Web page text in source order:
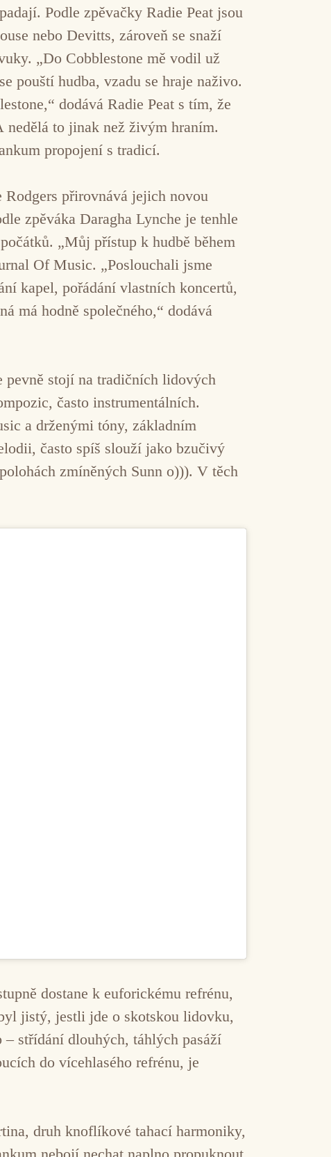
Podle zpěvačky Radie Peat jsou
nebo Devitts, zároveň se snaží
„Do Cobblestone mě vodil už
pouští hudba, vzadu se hraje naživo.
dodává Radie Peat s tím, že
nedělá to jinak než živým hraním.
propojení s tradicí.
Rodgers přirovnává jejich novou
zpěváka Daragha Lynche je tenhle
„Můj přístup k hudbě během
Of Music. „Poslouchali jsme
kapel, pořádání vlastních koncertů,
má hodně společného,“ dodává
stojí na tradičních lidových
často instrumentálních.
a drženými tóny, základním
často spíš slouží jako bzučivý
zmíněných Sunn o))). V těch
dostane k euforickému refrénu,
jistý, jestli jde o skotskou lidovku,
střídání dlouhých, táhlých pasáží
do vícehlasého refrénu, je
druh knoflíkové tahací harmoniky,